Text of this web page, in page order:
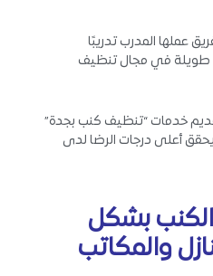
عملها المدرب تدريبًا
طويلة في مجال تنظيف
خدمات “تنظيف كنب بجدة”
أعلى درجات الرضا لدى
بشكل
والمكاتب